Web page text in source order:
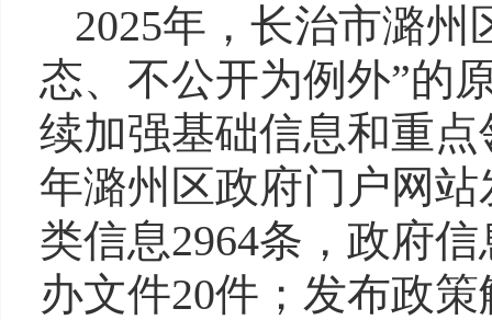
2025年，长治市潞
态、不公开为例外”的
续加强基础信息和重点
年潞州区政府门户网
类信息2964条，政府
办文件20件；发布政